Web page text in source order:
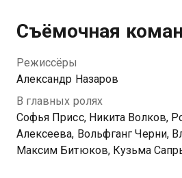
Съёмочная
Режиссёры
Александр Назаров
В главных ролях
Софья Присс, Никита Волков,
Алексеева, Вольфганг Черни,
Максим Битюков, Кузьма